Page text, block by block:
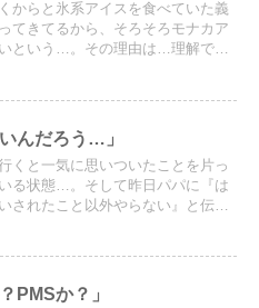
からと氷系アイスを食べていた義
てきてるから、そろそろモナカア
という…。その理由は…理解でき
んだろう…」
くと一気に思いついたことを片っ
る状態…。そして昨日パパに『は
されたこと以外やらない』と伝え
PMSか？」